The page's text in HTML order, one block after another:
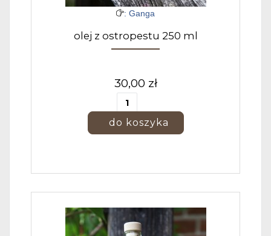
: Ganga
olej z ostropestu 250 ml
30,00 zł